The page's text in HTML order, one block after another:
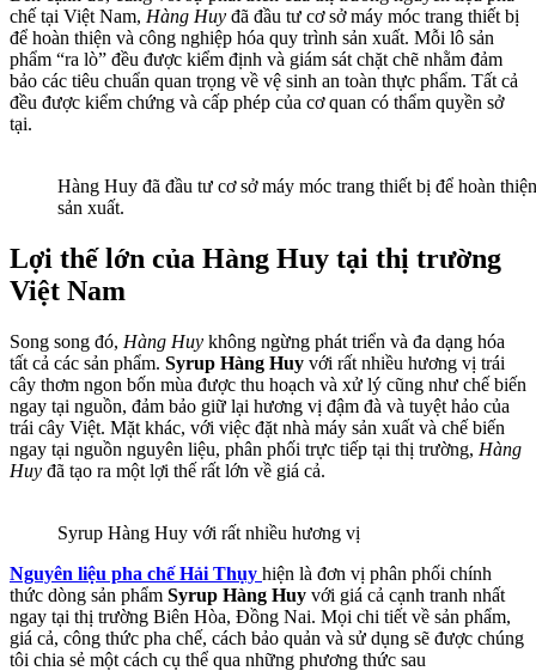
chế tại Việt Nam, Hàng Huy đã đầu tư cơ sở máy móc trang thiết bị
để hoàn thiện và công nghiệp hóa quy trình sản xuất. Mỗi lô sản
phẩm “ra lò” đều được kiểm định và giám sát chặt chẽ nhằm đảm
bảo các tiêu chuẩn quan trọng về vệ sinh an toàn thực phẩm. Tất cả
đều được kiểm chứng và cấp phép của cơ quan có thẩm quyền sở
tại.
Hàng Huy đã đầu tư cơ sở máy móc trang thiết bị để hoàn
sản xuất.
Lợi thế lớn của Hàng Huy tại thị trường
Việt Nam
Song song đó, Hàng Huy không ngừng phát triển và đa dạng hóa
tất cả các sản phẩm. Syrup Hàng Huy với rất nhiều hương vị trái
cây thơm ngon bốn mùa được thu hoạch và xử lý cũng như chế biến
ngay tại nguồn, đảm bảo giữ lại hương vị đậm đà và tuyệt hảo của
trái cây Việt. Mặt khác, với việc đặt nhà máy sản xuất và chế biến
ngay tại nguồn nguyên liệu, phân phối trực tiếp tại thị trường, Hàng
Huy đã tạo ra một lợi thế rất lớn về giá cả.
Syrup Hàng Huy với rất nhiều hương vị
Nguyên liệu pha chế Hải Thụy hiện là đơn vị phân phối chính
thức dòng sản phẩm Syrup Hàng Huy với giá cả cạnh tranh nhất
ngay tại thị trường Biên Hòa, Đồng Nai. Mọi chi tiết về sản phẩm,
giá cả, công thức pha chế, cách bảo quản và sử dụng sẽ được chúng
tôi chia sẻ một cách cụ thể qua những phương thức sau